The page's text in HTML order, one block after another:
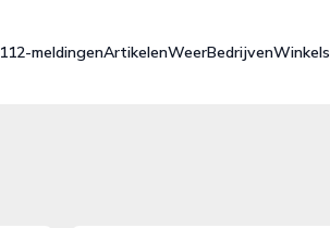
112-meldingenArtikelenWeerBedrijvenWinkels